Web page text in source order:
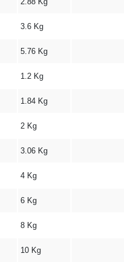
3.6 Kg
5.76 Kg
1.2 Kg
1.84 Kg
2 Kg
3.06 Kg
4 Kg
6 Kg
8 Kg
10 Kg